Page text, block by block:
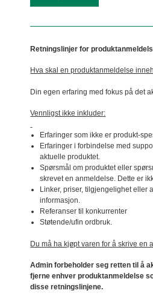
Retningslinjer for
Hva skal en produktanmeldelse
Din egen erfaring med fokus på det
Vennligst ikke inkluder:
Erfaringer som ikke er produkt-
Erfaringer i forbindelse med
aktuelle produktet.
Spørsmål om produktet eller
skrevet en anmeldelse. Dette er
Linker, priser, tilgjengelighet eller
informasjon.
Referanser til konkurrenter
Støtende/ufin ordbruk.
Du må ha kjøpt varen for å skrive en
Admin forbeholder seg retten til å
fjerne enhver produktanmeldelse
disse retningslinjene.